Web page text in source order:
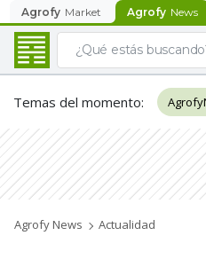
Agrofy Market Agrofy News
Temas del momento:
Agrofy News Actualidad